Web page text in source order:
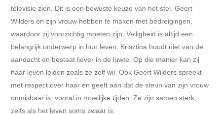
televisie zien. Dit is een bewuste keuze van het stel. Geert
Wilders en zijn vrouw hebben te maken met bedreigingen,
waardoor zij voorzichtig moeten zijn. Veiligheid is altijd een
belangrijk onderwerp in hun leven. Krisztina houdt niet van de
aandacht en bestaat liever in de luwte. Op die manier kan zij
haar leven leiden zoals ze zelf wil. Ook Geert Wilders spreekt
met respect over haar en geeft aan dat de steun van zijn vrouw
onmisbaar is, vooral in moeilijke tijden. Ze zijn samen sterk,
zelfs als het leven soms zwaar is.